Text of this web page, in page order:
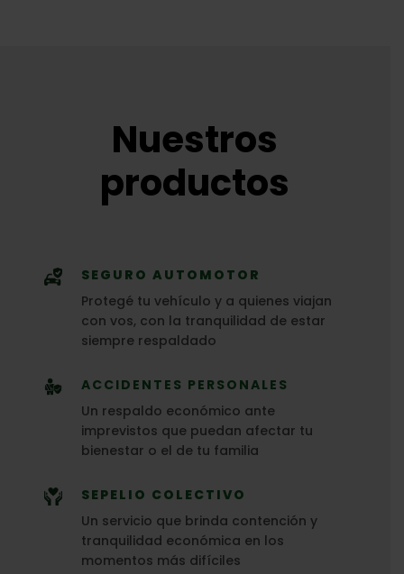
Nuestros
productos
SEGURO AUTOMOTOR
Protegé tu vehículo y a quienes viajan
con vos, con la tranquilidad de estar
siempre respaldado
ACCIDENTES PERSONALES
Un respaldo económico ante
imprevistos que puedan afectar tu
bienestar o el de tu familia
SEPELIO COLECTIVO
Un servicio que brinda contención y
tranquilidad económica en los
momentos más difíciles